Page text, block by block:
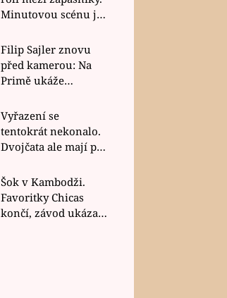
Minutovou scénu jel
Filip Sajler znovu
před kamerou: Na
Primě ukáže
rychlé recepty
Vyřazení se
tentokrát nekonalo.
Dvojčata ale mají po
závodu nůž na krku
Šok v Kambodži.
Favoritky Chicas
končí, závod ukázal